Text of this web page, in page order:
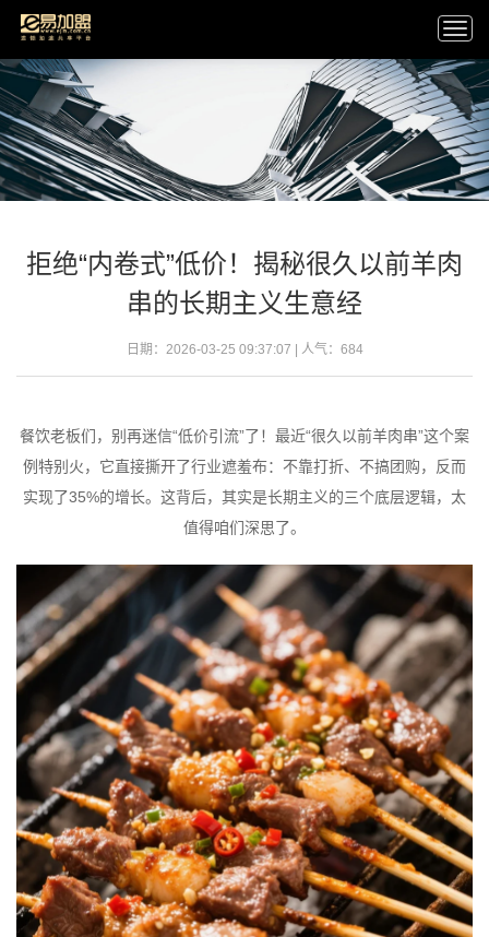
拒绝“内卷式”低价！揭秘很久以前羊肉
串的长期主义生意经
日期：2026-03-25 09:37:07 | 人气： 684
餐饮老板们，别再迷信“低价引流”了！最近“很久以前羊肉串”这个案
例特别火，它直接撕开了行业遮羞布：不靠打折、不搞团购，反而
实现了35%的增长。这背后，其实是长期主义的三个底层逻辑，太
值得咱们深思了。